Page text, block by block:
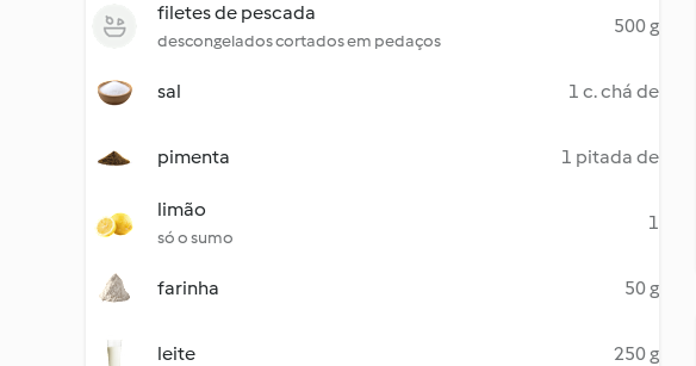
filetes de pescada
descongelados cortados em pedaços
500 g
sal 1 c. chá de
pimenta 1 pitada de
limão
só o sumo
1
farinha 50 g
leite 250 g